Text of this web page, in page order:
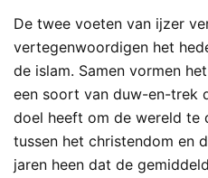
De twee voeten van ijzer
vertegenwoordigen het
de islam. Samen vormen
een soort van duw-en-trek
doel heeft om de wereld te
tussen het christendom en
jaren heen dat de